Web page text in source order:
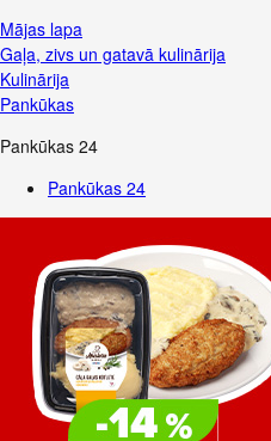
Mājas lapa
Gaļa, zivs un gatavā kulinārija
Kulinārija
Pankūkas
Pankūkas 24
Pankūkas 24